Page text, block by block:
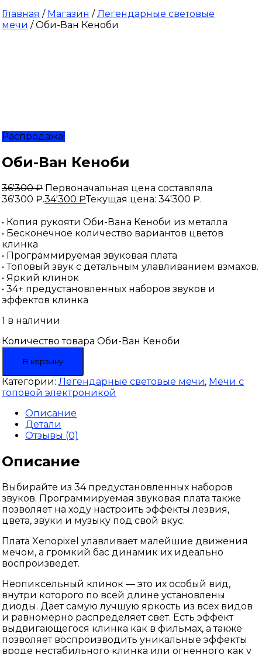
Главная / Магазин /Легендарные световые
мечи / Оби-Ван Кеноби
Распродажа!
Оби-Ван Кеноби
36'300₽ Первоначальная цена составляла
36'300 ₽.34'300 ₽Текущая цена: 34'300 ₽.
• Копия рукояти Оби-Вана Кеноби из металла
• Бесконечное количество вариантов цветов
клинка
• Программируемая звуковая плата
• Топовый звук с детальным улавливанием взмахов.
• Яркий клинок
• 34+ предустановленных наборов звуков и
эффектов клинка
1 в наличии
Количество товара Оби-Ван Кеноби
В корзину
Категории: Легендарные световые мечи, Мечи с
топовой электроникой
Описание
Детали
Отзывы (0)
Описание
Выбирайте из 34 предустановленных наборов
звуков. Программируемая звуковая плата также
позволяет на ходу настроить эффекты лезвия,
цвета, звуки и музыку под свой вкус.
Плата Xenopixel улавливает малейшие движения
мечом, а громкий бас динамик их идеально
воспроизведет.
Неопиксельный клинок — это их особый вид,
внутри которого по всей длине установлены
диоды. Дает самую лучшую яркость из всех видов
и равномерно распределяет свет. Есть эффект
выдвигающегося клинка как в фильмах, а также
позволяет воспроизводить уникальные эффекты
вроде нестабильного клинка или огненного как у